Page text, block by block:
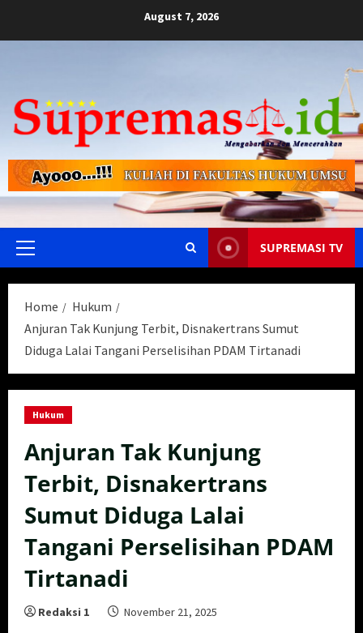
August 7, 2026
Primary
SUPREMASI TV
Home
Hukum
Anjuran Tak Kunjung Terbit, Disnakertrans Sumut
Diduga Lalai Tangani Perselisihan PDAM Tirtanadi
Hukum
Anjuran Tak Kunjung
Terbit, Disnakertrans
Sumut Diduga Lalai
Tangani Perselisihan PDAM
Tirtanadi
Redaksi 1 November 21, 2025